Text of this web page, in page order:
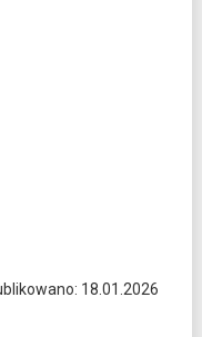
18.01.2026